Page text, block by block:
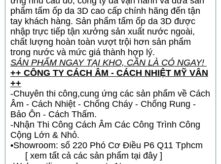
phẩm tấm ốp da 3D cao cấp chính hãng đến tận
tay khách hàng. Sản phẩm tấm ốp da 3D được
nhập trực tiếp tận xưởng sản xuất nước ngoài,
chất lượng hoàn toàn vượt trội hơn sản phẩm
trong nước và mức giá thành hợp lý.
SẢN PHẨM NGAY TẠI KHO, CẦN LÀ CÓ NGAY!
++ CÔNG TY CÁCH ÂM - CÁCH NHIỆT MỸ VÂN
++
-Chuyên thi công,cung ứng các sản phẩm về Cách
Âm - Cách Nhiệt - Chống Cháy - Chống Rung -
Bảo Ôn - Cách Thấm.
-Nhận Thi Công Cách Âm Các Công Trình Công
Cộng Lớn & Nhỏ.
•Showroom: số 220 Phó Cơ Điều P6 Q11 Tphcm
[ xem tất cả các sản phẩm tại đây ]